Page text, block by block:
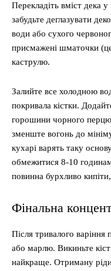
Перекладіть вміст дека
забудьте деглазувати
води або сухого
присмажені шматочки
каструлю.
Залийте все холодною
покривала кістки.
горошини чорного перцю.
зменште вогонь до
кухарі варять таку
обмежитися 8-10
повинна бурхливо
Фінальна
Після тривалого варіння
або марлю. Викиньте
найкраще. Отриману